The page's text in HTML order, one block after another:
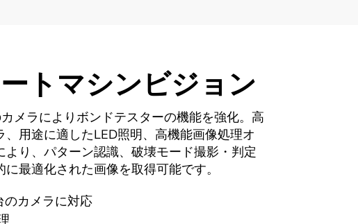
トマシンビジョン
メラによりボンドテスターの機能を強化。高
、用途に適したLED照明、高機能画像処理オ
より、パターン認識、破壊モード撮影・判定
に最適化された画像を取得可能です。
のカメラに対応